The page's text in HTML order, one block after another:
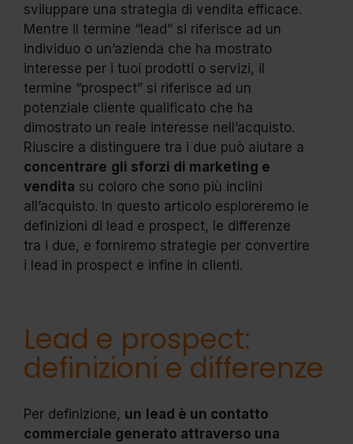
sviluppare una strategia di vendita efficace.
Mentre il termine “lead” si riferisce ad un
individuo o un’azienda che ha mostrato
interesse per i tuoi prodotti o servizi, il
termine “prospect” si riferisce ad un
potenziale cliente qualificato che ha
dimostrato un reale interesse nell’acquisto.
Riuscire a distinguere tra i due può aiutare a
concentrare gli sforzi di marketing e
vendita su coloro che sono più inclini
all’acquisto. In questo articolo esploreremo le
definizioni di lead e prospect, le differenze
tra i due, e forniremo strategie per convertire
i lead in prospect e infine in clienti.
Lead e prospect:
definizioni e differenze
Per definizione, un lead è un contatto
commerciale generato attraverso una